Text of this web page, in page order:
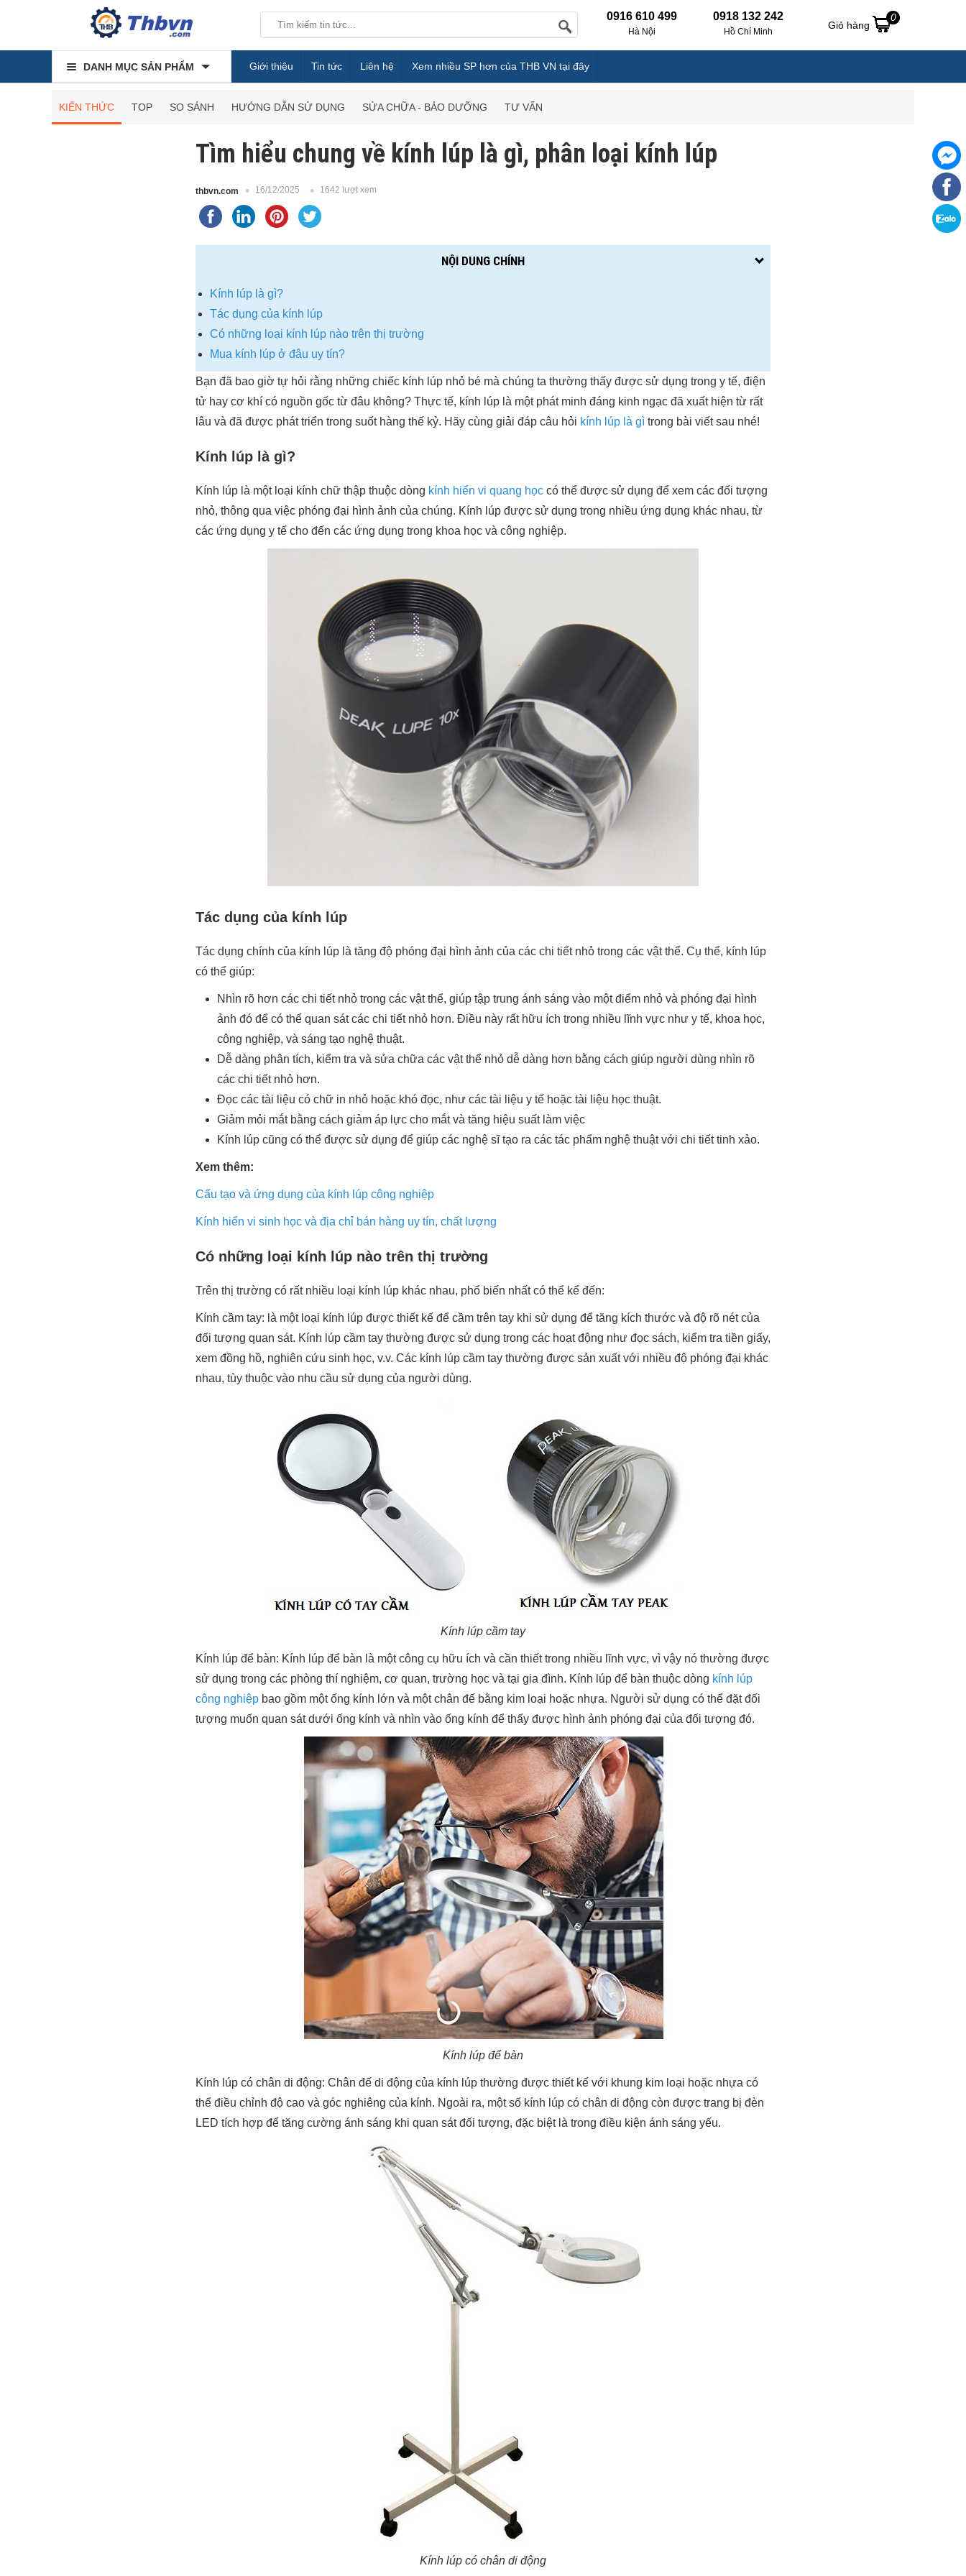
0916 610 499
Hà Nội
0918 132 242
Hồ Chí Minh
Giỏ hàng
0
DANH MỤC SẢN PHẨM Giới thiệu Tin tức Liên hệ Xem nhiều SP hơn của THB VN tại đây
KIẾN THỨC TOP SO SÁNH HƯỚNG DẪN SỬ DỤNG SỬA CHỮA - BẢO DƯỠNG TƯ VẤN
Tìm hiểu chung về kính lúp là gì, phân loại kính lúp
thbvn.com 16/12/2025 1642 lượt xem
NỘI DUNG CHÍNH
Kính lúp là gì?
Tác dụng của kính lúp
Có những loại kính lúp nào trên thị trường
Mua kính lúp ở đâu uy tín?
Bạn đã bao giờ tự hỏi rằng những chiếc kính lúp nhỏ bé mà chúng ta thường thấy được sử dụng trong y tế, điện
tử hay cơ khí có nguồn gốc từ đâu không? Thực tế, kính lúp là một phát minh đáng kinh ngạc đã xuất hiện từ rất
lâu và đã được phát triển trong suốt hàng thế kỷ. Hãy cùng giải đáp câu hỏi kính lúp là gì trong bài viết sau nhé!
Kính lúp là gì?
Kính lúp là một loại kính chữ thập thuộc dòng kính hiển vi quang học có thể được sử dụng để xem các đối tượng
nhỏ, thông qua việc phóng đại hình ảnh của chúng. Kính lúp được sử dụng trong nhiều ứng dụng khác nhau, từ
các ứng dụng y tế cho đến các ứng dụng trong khoa học và công nghiệp.
Tác dụng của kính lúp
Tác dụng chính của kính lúp là tăng độ phóng đại hình ảnh của các chi tiết nhỏ trong các vật thể. Cụ thể, kính lúp
có thể giúp:
Nhìn rõ hơn các chi tiết nhỏ trong các vật thể, giúp tập trung ánh sáng vào một điểm nhỏ và phóng đại hình
ảnh đó để có thể quan sát các chi tiết nhỏ hơn. Điều này rất hữu ích trong nhiều lĩnh vực như y tế, khoa học,
công nghiệp, và sáng tạo nghệ thuật.
Dễ dàng phân tích, kiểm tra và sửa chữa các vật thể nhỏ dễ dàng hơn bằng cách giúp người dùng nhìn rõ
các chi tiết nhỏ hơn.
Đọc các tài liệu có chữ in nhỏ hoặc khó đọc, như các tài liệu y tế hoặc tài liệu học thuật.
Giảm mỏi mắt bằng cách giảm áp lực cho mắt và tăng hiệu suất làm việc
Kính lúp cũng có thể được sử dụng để giúp các nghệ sĩ tạo ra các tác phẩm nghệ thuật với chi tiết tinh xảo.
Xem thêm:
Cấu tạo và ứng dụng của kính lúp công nghiệp
Kính hiển vi sinh học và địa chỉ bán hàng uy tín, chất lượng
Có những loại kính lúp nào trên thị trường
Trên thị trường có rất nhiều loại kính lúp khác nhau, phổ biến nhất có thể kể đến:
Kính cầm tay: là một loại kính lúp được thiết kế để cầm trên tay khi sử dụng để tăng kích thước và độ rõ nét của
đối tượng quan sát. Kính lúp cầm tay thường được sử dụng trong các hoạt động như đọc sách, kiểm tra tiền giấy,
xem đồng hồ, nghiên cứu sinh học, v.v. Các kính lúp cầm tay thường được sản xuất với nhiều độ phóng đại khác
nhau, tùy thuộc vào nhu cầu sử dụng của người dùng.
Kính lúp cầm tay
Kính lúp để bàn: Kính lúp để bàn là một công cụ hữu ích và cần thiết trong nhiều lĩnh vực, vì vậy nó thường được
sử dụng trong các phòng thí nghiệm, cơ quan, trường học và tại gia đình. Kính lúp để bàn thuộc dòng kính lúp
công nghiệp bao gồm một ống kính lớn và một chân đế bằng kim loại hoặc nhựa. Người sử dụng có thể đặt đối
tượng muốn quan sát dưới ống kính và nhìn vào ống kính để thấy được hình ảnh phóng đại của đối tượng đó.
Kính lúp để bàn
Kính lúp có chân di động: Chân đế di động của kính lúp thường được thiết kế với khung kim loại hoặc nhựa có
thể điều chỉnh độ cao và góc nghiêng của kính. Ngoài ra, một số kính lúp có chân di động còn được trang bị đèn
LED tích hợp để tăng cường ánh sáng khi quan sát đối tượng, đặc biệt là trong điều kiện ánh sáng yếu.
Kính lúp có chân di động